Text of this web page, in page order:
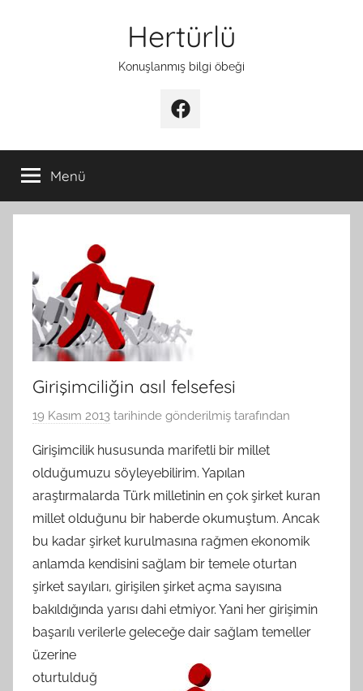
Hertürlü
Konuşlanmış bilgi öbeği
Facebook
Menü
Girişimciliğin asıl felsefesi
19 Kasım 2013 tarihinde gönderilmiş tarafından
Girişimcilik hususunda marifetli bir millet
olduğumuzu söyleyebilirim. Yapılan
araştırmalarda Türk milletinin en çok şirket kuran
millet olduğunu bir haberde okumuştum. Ancak
bu kadar şirket kurulmasına rağmen ekonomik
anlamda kendisini sağlam bir temele oturtan
şirket sayıları, girişilen şirket açma sayısına
bakıldığında yarısı dahi etmiyor. Yani her girişimin
başarılı verilerle geleceğe dair sağlam temeller
üzerine
oturtulduğ